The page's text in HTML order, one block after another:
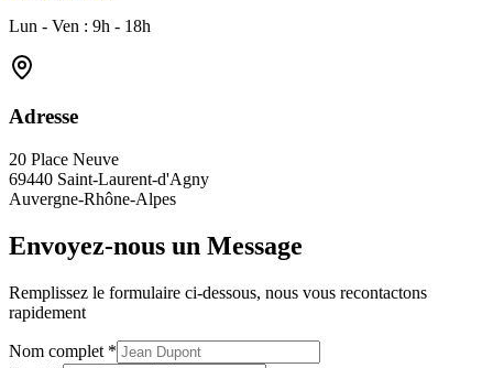
Lun - Ven : 9h - 18h
Adresse
20 Place Neuve
69440 Saint-Laurent-d'Agny
Auvergne-Rhône-Alpes
Envoyez-nous un Message
Remplissez le formulaire ci-dessous, nous vous recontactons
rapidement
Nom complet *